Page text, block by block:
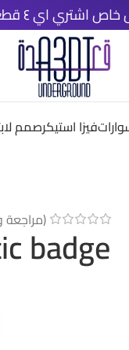
و خد الخامسة مجانًا
فيزا استيكرصمم
(مراجعةbadge